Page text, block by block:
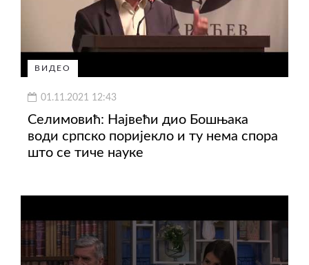
ВИДЕО
01.11.2021 12:43
Селимовић: Највећи дио Бошњака
води српско поријекло и ту нема спора
што се тиче науке